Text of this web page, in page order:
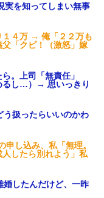
実を知ってしまい無事
１４万 → 俺「２２万も
「クビ！（激怒」嫁
。上司「無責任」
るし…）→ 思いっきり
う扱ったらいいのかわ
し込み、私「無理。
したら別れよう」私
婚したんだけど、一昨